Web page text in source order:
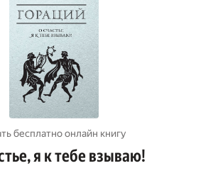
бесплатно онлайн книгу
я к тебе взываю!